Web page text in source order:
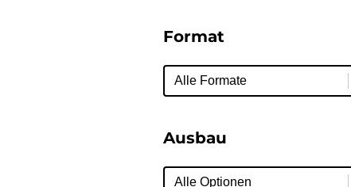
Format
Format
Format
Ausbau
Ausbau
Ausbau